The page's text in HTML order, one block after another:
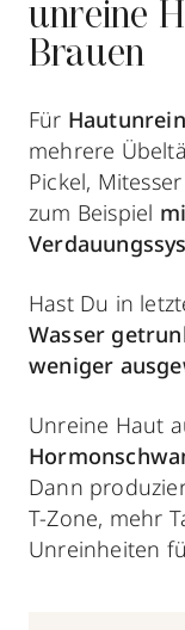
unreine
Brauen
Für
mehrere
Pickel,
zum Beispiel
Hast Du in
Wasser
weniger
Unreine Haut
Dann
T-Zone, mehr
Unreinheiten